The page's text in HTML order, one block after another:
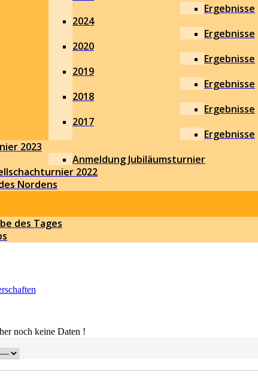
Ergebnisse
2024
Ergebnisse
2020
Ergebnisse
2019
Ergebnisse
2018
Ergebnisse
2017
Ergebnisse
2023
Anmeldung Jubiläumsturnier
2022
Nordens
des Tages
noch keine Daten !